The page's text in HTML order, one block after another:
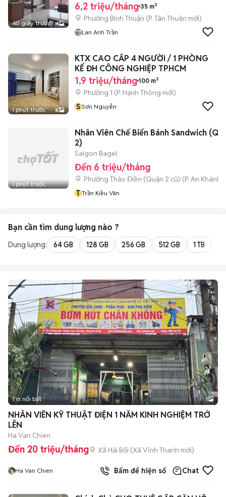
40 giây trước 4
6,2 triệu/tháng 35 m²
Phường Bình Thuận (P. Tân Thuận mới)
Lan Anh Trần
1 phút trước 6
KTX CAO CẤP 4 NGƯỜI / 1 PHÒNG
KẾ ĐH CÔNG NGHIỆP TPHCM
1,9 triệu/tháng 100 m²
Phường 1 (P. Hạnh Thông mới)
S Sơn Nguyễn
1 phút trước
Nhân Viên Chế Biến Bánh Sandwich
2)
Saigon Bagel
Đến 6 triệu/tháng
Phường Thảo Điền (Quận 2 cũ) (P. An Khánh
T Trần Kiều Vân
Bạn cần tìm dung lượng nào ?
Dung lượng: 64 GB 128 GB 256 GB 512 GB 1 TB
Tin nổi bật 1
NHÂN VIÊN KỸ THUẬT ĐIỆN 1 NĂM KINH NGHIỆM TRỞ
LÊN
Ha Van Chien
Đến 20 triệu/tháng Xã Hải Bối (Xã Vĩnh Thanh mới)
Ha Van Chien Bấm để hiện số Chat